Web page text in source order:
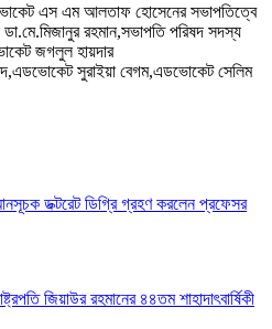
এস এম আলতাফ হোসেনের সভাপতিত্বে
রহমান,সভাপতি পরিষদ সদস্য
জগলুল হায়দার
সুরাইয়া বেগম,এডভোকেট সেলিম
ডক্টরেট ডিগ্রি গ্রহণ করলেন প্রফেসর
জিয়াউর রহমানের ৪৪তম শাহাদাৎবার্ষিকী